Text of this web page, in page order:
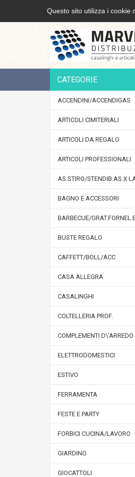
Questo sito utilizza i cookie
CATEGORIE
ACCENDINI/ACCENDIGAS
ARTICOLI CIMITERIALI
ARTICOLI DA REGALO
ARTICOLI PROFESSIONALI
AS.STIRO/STENDIB.AS.X
BAGNO E ACCESSORI
BARBECUE/
BUSTE REGALO
CAFFETT/BOLL/ACC
CASA ALLEGRA
CASALINGHI
COLTELLERIA PROF.
COMPLEMENTI D\'ARREDO
ELETTRODOMESTICI
ESTIVO
FERRAMENTA
FESTE E PARTY
FORBICI CUCINA/LAVORO
GIARDINO
GIOCATTOLI